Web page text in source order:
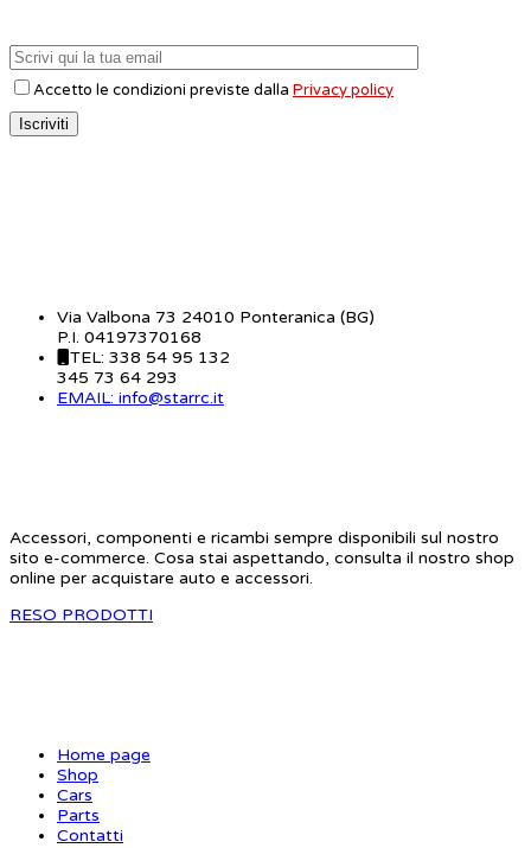
Accetto le condizioni previste dalla Privacy policy
Via Valbona 73 24010 Ponteranica (BG)
P.I. 04197370168
TEL: 338 54 95 132
345 73 64 293
EMAIL: info@starrc.it
Accessori, componenti e ricambi sempre disponibili sul nostro
sito e-commerce. Cosa stai aspettando, consulta il nostro shop
online per acquistare auto e accessori.
RESO PRODOTTI
Home page
Shop
Cars
Parts
Contatti